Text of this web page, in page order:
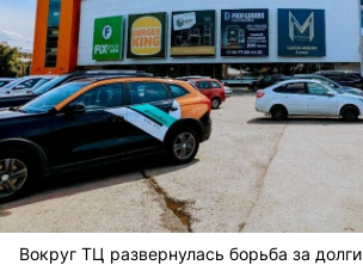
Вокруг ТЦ развернулась борьба за долги